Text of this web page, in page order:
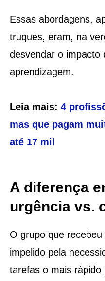
Essas abordagens,
truques, eram, na
desvendar o impacto
aprendizagem.
Leia mais: 4
mas que pagam
até 17 mil
A diferença
urgência vs.
O grupo que
impelido pela
tarefas o mais